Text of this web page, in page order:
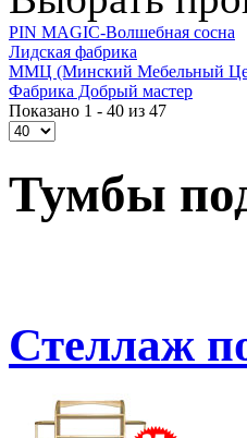
PIN MAGIС-Волшебная сосна
Лидская фабрика
ММЦ (Минский Мебельный
Фабрика Добрый мастер
Показано 1 - 40 из 47
Тумбы
Стеллаж